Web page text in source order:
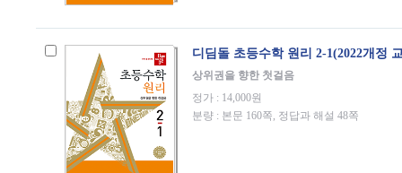
디딤돌 초등수학 원리 2-1(2022개정
상위권을 향한 첫걸음
정가 : 14,000원
분량 : 본문 160쪽, 정답과 해설 48쪽